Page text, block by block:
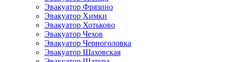
Эвакуатор Фрязино
Эвакуатор Химки
Эвакуатор Хотьково
Эвакуатор Чехов
Эвакуатор Черноголовка
Эвакуатор Шаховская